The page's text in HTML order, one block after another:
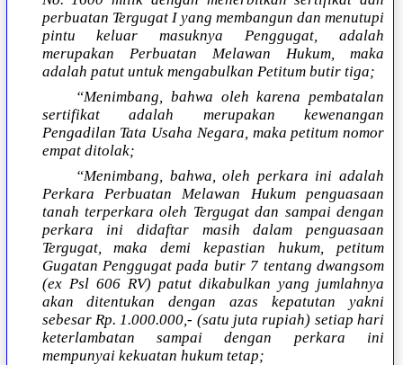
perbuatan Tergugat I yang membangun dan menutupi
pintu keluar masuknya Penggugat, adalah
merupakan Perbuatan Melawan Hukum, maka
adalah patut untuk mengabulkan Petitum butir tiga;
“Menimbang, bahwa oleh karena pembatalan
sertifikat adalah merupakan kewenangan
Pengadilan Tata Usaha Negara, maka petitum nomor
empat ditolak;
“Menimbang, bahwa, oleh perkara ini adalah
Perkara Perbuatan Melawan Hukum penguasaan
tanah terperkara oleh Tergugat dan sampai dengan
perkara ini didaftar masih dalam penguasaan
Tergugat, maka demi kepastian hukum, petitum
Gugatan Penggugat pada butir 7 tentang dwangsom
(ex Psl 606 RV) patut dikabulkan yang jumlahnya
akan ditentukan dengan azas kepatutan yakni
sebesar Rp. 1.000.000,- (satu juta rupiah) setiap hari
keterlambatan sampai dengan perkara ini
mempunyai kekuatan hukum tetap;